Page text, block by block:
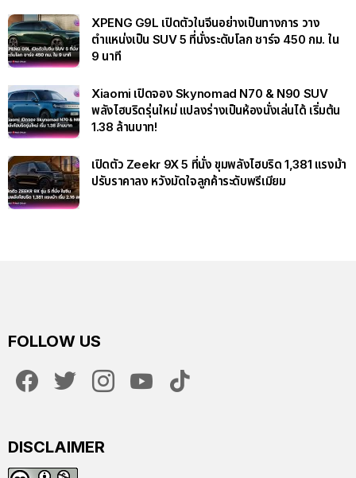
XPENG G9L เปิดตัวในจีนอย่างเป็นทางการ วาง
ตำแหน่งเป็น SUV 5 ที่นั่งระดับโลก ชาร์จ 450 กม. ใน
9 นาที
Xiaomi เปิดจอง Skynomad N70 & N90 SUV
พลังไฮบริดรุ่นใหม่ แปลงร่างเป็นห้องนั่งเล่นได้ เริ่มต้น
1.38 ล้านบาท!
เปิดตัว Zeekr 9X 5 ที่นั่ง ขุมพลังไฮบริด 1,381 แรงม้า
ปรับราคาลง หวังมัดใจลูกค้าระดับพรีเมียม
FOLLOW US
DISCLAIMER